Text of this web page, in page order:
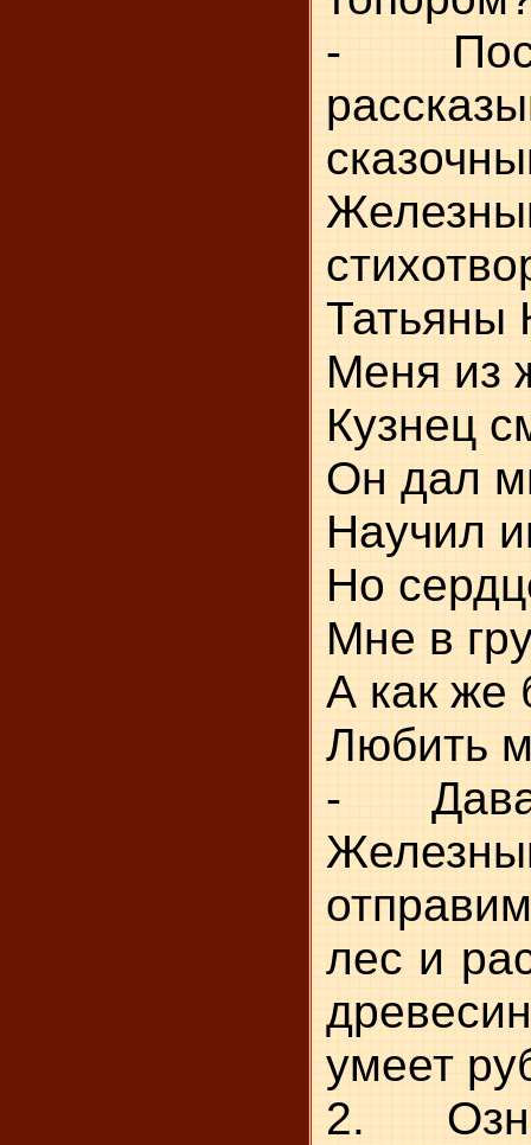
-
Татьяны
Меня из
Кузнец
Он дал
Научил
Но
Мне в
А как же
Любить
-
лес и
умеет
2.